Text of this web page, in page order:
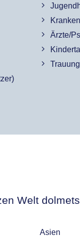
Ärzte/
Welt
Asien